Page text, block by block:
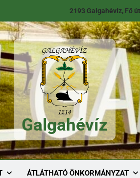
2193 Galgahévíz, Fő
Galgahévíz
Galgahévíz
ÁTLÁTHATÓ ÖNKORMÁNYZAT